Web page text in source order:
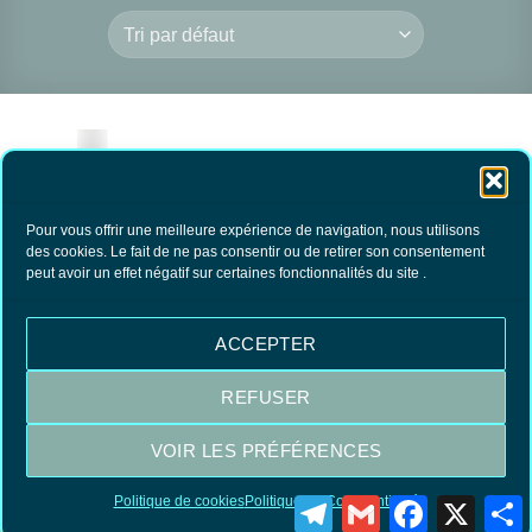
Pour vous offrir une meilleure expérience de navigation, nous utilisons
des cookies. Le fait de ne pas consentir ou de retirer son consentement
peut avoir un effet négatif sur certaines fonctionnalités du site .
ACCEPTER
REFUSER
VOIR LES PRÉFÉRENCES
Politique de cookiesPolitique de Confidentialité
RIEM mousse sèche
13.90€ TTC
PANIER
Visa MasterCardPayPal
TelegramGmail Facebook